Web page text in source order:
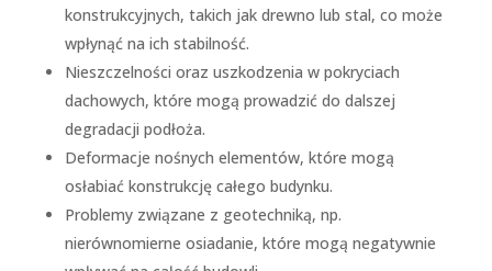
konstrukcyjnych, takich jak drewno lub stal, co może
wpłynąć na ich stabilność.
Nieszczelności oraz uszkodzenia w pokryciach
dachowych, które mogą prowadzić do dalszej
degradacji podłoża.
Deformacje nośnych elementów, które mogą
osłabiać konstrukcję całego budynku.
Problemy związane z geotechniką, np.
nierównomierne osiadanie, które mogą negatywnie